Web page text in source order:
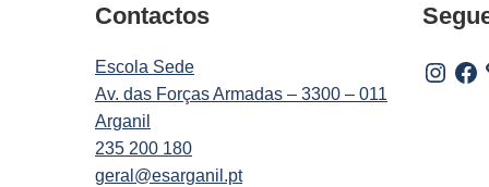
Contactos
Escola Sede
Av. das Forças Armadas – 3300 – 011
Arganil
235 200 180
geral@esarganil.pt